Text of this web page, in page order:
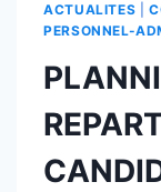
ACTUALITES
PERSONNEL-